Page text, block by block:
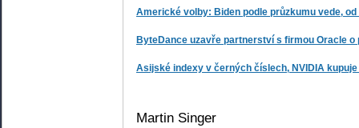
Americké volby: Biden podle průzkumu vede,
ByteDance uzavře partnerství s firmou Oracle o
Asijské indexy v černých číslech, NVIDIA
Martin Singer